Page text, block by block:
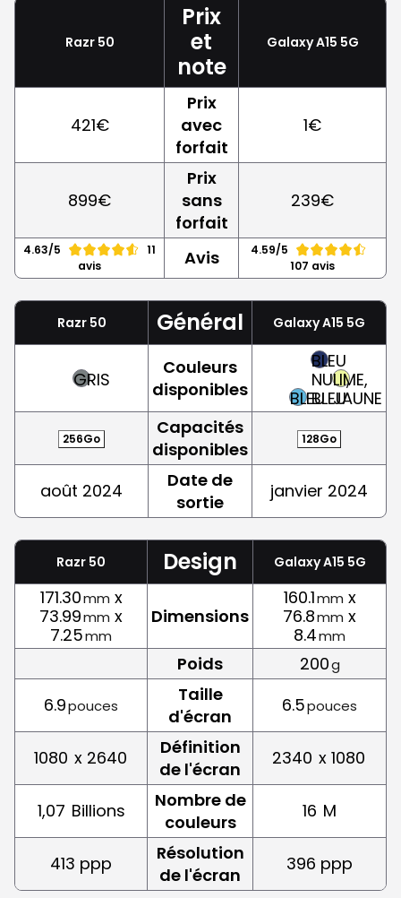
Razr 50
Prix
et
note
Galaxy A15 5G
421€
Prix
avec
forfait
1€
899€
Prix
sans
forfait
239€
4.63/5
11
avis
Avis
4.59/5
107 avis
Razr 50 Général Galaxy A15 5G
GRIS
Couleurs
disponibles
BLEU
BLEU
NUIT,
BLEU
LIME,
JAUNE
256Go
Capacités
disponibles
128Go
août 2024
Date de
sortie
janvier 2024
Razr 50 Design Galaxy A15 5G
171.30mm x
73.99mm x
7.25mm
Dimensions
160.1mm x
76.8mm x
8.4mm
Poids 200g
6.9pouces
Taille
d'écran
6.5pouces
1080 x 2640
Définition
de l'écran
2340 x 1080
1,07 Billions
Nombre de
couleurs
16 M
413 ppp
Résolution
de l'écran
396 ppp